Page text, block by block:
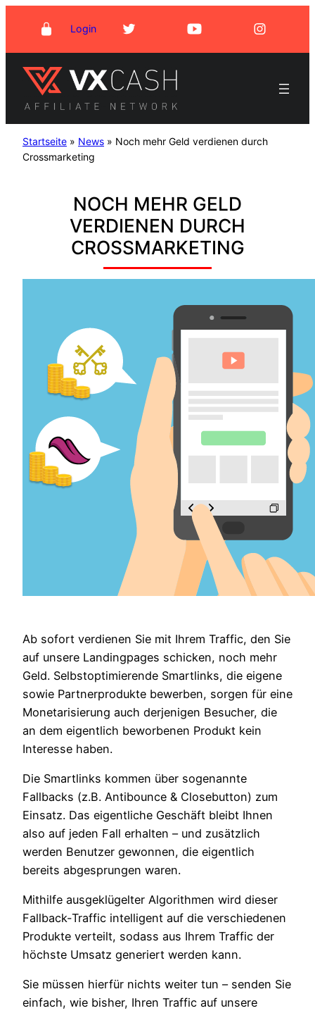
springen
Login
Startseite » News » Noch mehr Geld verdienen durch
Crossmarketing
NOCH MEHR GELD
VERDIENEN DURCH
CROSSMARKETING
Ab sofort verdienen Sie mit Ihrem Traffic, den Sie
auf unsere Landingpages schicken, noch mehr
Geld. Selbstoptimierende Smartlinks, die eigene
sowie Partnerprodukte bewerben, sorgen für eine
Monetarisierung auch derjenigen Besucher, die
an dem eigentlich beworbenen Produkt kein
Interesse haben.
Die Smartlinks kommen über sogenannte
Fallbacks (z.B. Antibounce & Closebutton) zum
Einsatz. Das eigentliche Geschäft bleibt Ihnen
also auf jeden Fall erhalten – und zusätzlich
werden Benutzer gewonnen, die eigentlich
bereits abgesprungen waren.
Mithilfe ausgeklügelter Algorithmen wird dieser
Fallback-Traffic intelligent auf die verschiedenen
Produkte verteilt, sodass aus Ihrem Traffic der
höchste Umsatz generiert werden kann.
Sie müssen hierfür nichts weiter tun – senden Sie
einfach, wie bisher, Ihren Traffic auf unsere